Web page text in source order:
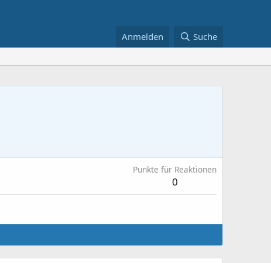
Anmelden Suche
Punkte für Reaktionen
0